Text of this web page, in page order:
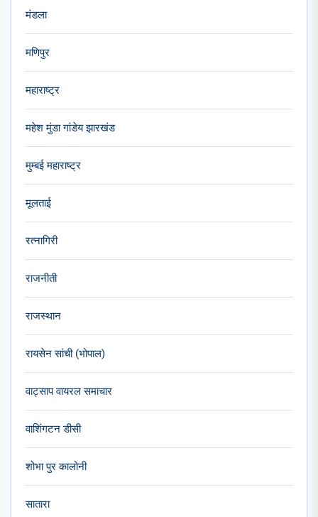
मंडला
मणिपुर
महाराष्ट्र
महेश मुंडा गांडेय झारखंड
मुम्बई महाराष्ट्र
मूलताई
रत्नागिरी
राजनीती
राजस्थान
रायसेन सांची (भोपाल)
वाट्साप वायरल समाचार
वाशिंगटन डीसी
शोभा पुर कालोनी
सातारा